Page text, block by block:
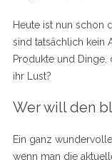
Heute ist nun schon
sind tatsächlich kein
Produkte und
ihr Lust?
Wer will den
Ein ganz
wenn man die